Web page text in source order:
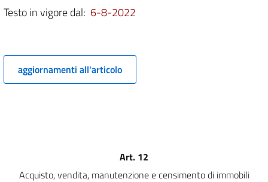
Razionalizzazione e monitoraggio della spesa delle amministrazioni pubbliche
11
12
Capo III
Contenimento e razionalizzazione delle spese in materia di
Testo in vigore dal: 6-8-2022
aggiornamenti all'articolo
Art. 12
Acquisto, vendita, manutenzione e censimento di immobili